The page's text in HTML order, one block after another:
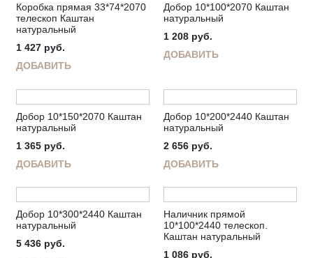
Коробка прямая 33*74*2070
телескоп Каштан
натуральный
1 427 руб.
ДОБАВИТЬ
Добор 10*100*2070 Каштан
натуральный
1 208 руб.
ДОБАВИТЬ
Добор 10*150*2070 Каштан
натуральный
1 365 руб.
ДОБАВИТЬ
Добор 10*200*2440 Каштан
натуральный
2 656 руб.
ДОБАВИТЬ
Добор 10*300*2440 Каштан
натуральный
5 436 руб.
Наличник прямой
10*100*2440 телескоп.
Каштан натуральный
1 086 руб.